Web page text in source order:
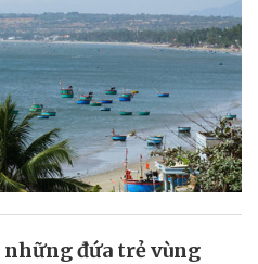
những đứa trẻ vùng